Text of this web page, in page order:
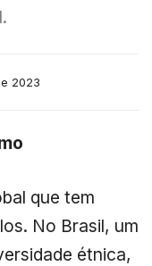
2023
que tem
No Brasil, um
étnica,